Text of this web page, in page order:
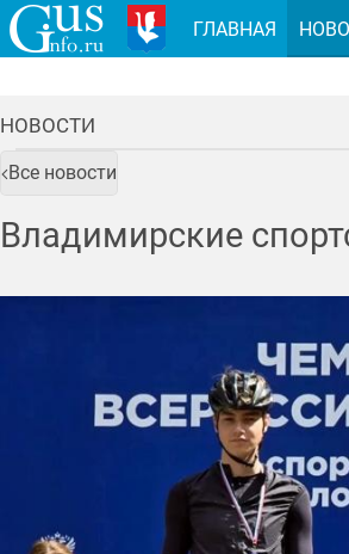
НОВОСТИ
Все новости
Владимирские
ГЛАВНАЯ